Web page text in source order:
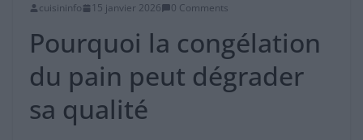
cuisininfo 15 janvier 2026 0 Comments
Pourquoi la congélation
du pain peut dégrader
sa qualité